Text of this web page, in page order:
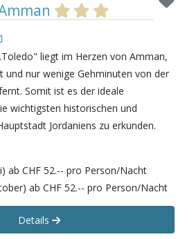
liegt im Herzen von Amman,
und nur wenige Gehminuten von der
Somit ist es der ideale
wichtigsten historischen und
Jordaniens zu erkunden.
ab CHF 52.-- pro Person/Nacht
ab CHF 52.-- pro Person/Nacht
Details